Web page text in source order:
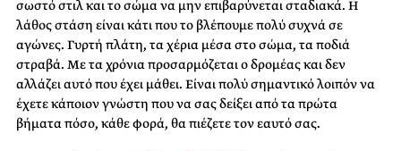
σωστό στιλ και το σώμα να μην επιβαρύνεται σταδιακά. Η
λάθος στάση είναι κάτι που το βλέπουμε πολύ συχνά σε
αγώνες. Γυρτή πλάτη, τα χέρια μέσα στο σώμα, τα ποδιά
στραβά. Με τα χρόνια προσαρμόζεται ο δρομέας και δεν
αλλάζει αυτό που έχει μάθει. Είναι πολύ σημαντικό λοιπόν να
έχετε κάποιον γνώστη που να σας δείξει από τα πρώτα
βήματα πόσο, κάθε φορά, θα πιέζετε τον εαυτό σας.